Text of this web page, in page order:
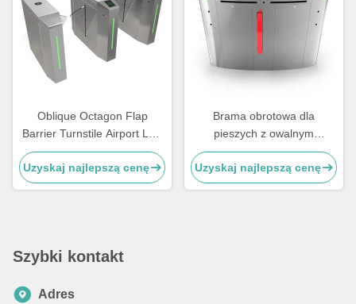
Oblique Octagon Flap
Barrier Turnstile Airport Low
Noise High Speed ​​Gate
Uzyskaj najlepszą cenę
Brama obrotowa dla
pieszych z owalnym
skrzydłem dla budynków
biurowych / hoteli
Uzyskaj najlepszą cenę
Szybki kontakt
Adres